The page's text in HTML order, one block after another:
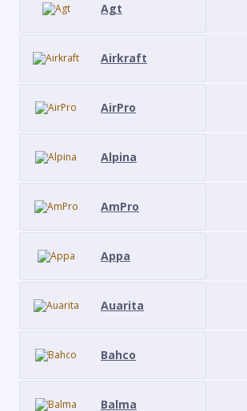
Agt
Airkraft
AirPro
Alpina
AmPro
Appa
Auarita
Bahco
Balma